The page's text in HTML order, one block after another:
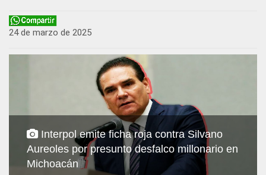
24 de marzo de 2025
Interpol emite ficha roja contra Silvano
Aureoles por presunto desfalco millonario en
Michoacán